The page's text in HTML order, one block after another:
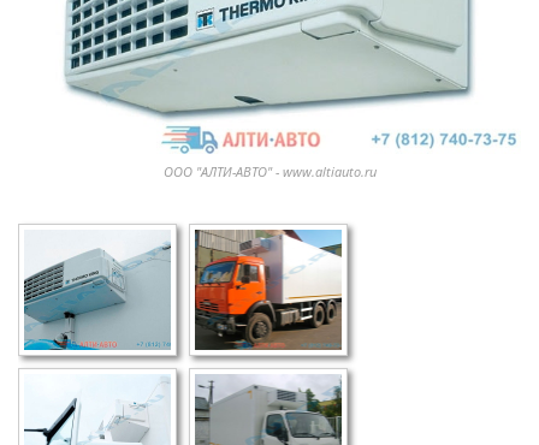
ООО "АЛТИ-АВТО" - www.altiauto.ru